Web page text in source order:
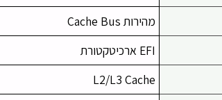
מהירות Cache Bus
EFI ארכיטקטורת
L2/L3 Cache